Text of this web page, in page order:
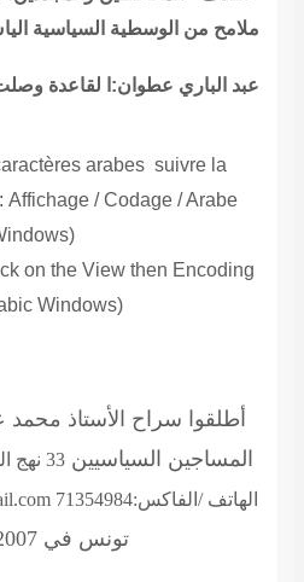
ملامح من الوسطية السياسية
عبد الباري عطوان:ا لقاعدة
arabes suivre la
Affichage / Codage / Arabe
(
on the View then Encoding
Windows(
أطلقوا سراح الأستاذ
المساجين السياسيين
الهاتف /الفاكس:71354984 Email: aispptunisie@gmail.com
تونس في 29/05/2007